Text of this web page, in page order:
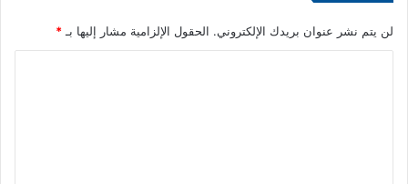
س
ل
لن يتم نشر عنوان بريدك الإلكتروني. الحقول الإلزامية مشار إليها بـ*